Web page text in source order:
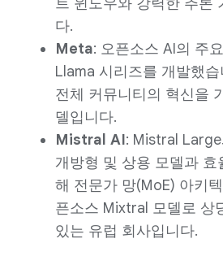
다.
Meta: 오픈소스 AI의 주
Llama 시리즈를 개발했
전체 커뮤니티의 혁신을
델입니다.
Mistral AI: Mistral
개방형 및 상용 모델과 효
해 전문가 망(MoE) 아키
픈소스 Mixtral 모델로 상
있는 유럽 회사입니다.